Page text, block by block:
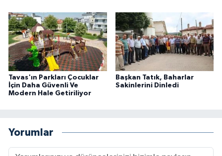
Tavas'ın Parkları Çocuklar
İçin Daha Güvenli Ve
Modern Hale Getiriliyor
Başkan Tatık, Baharlar
Sakinlerini Dinledi
Yorumlar